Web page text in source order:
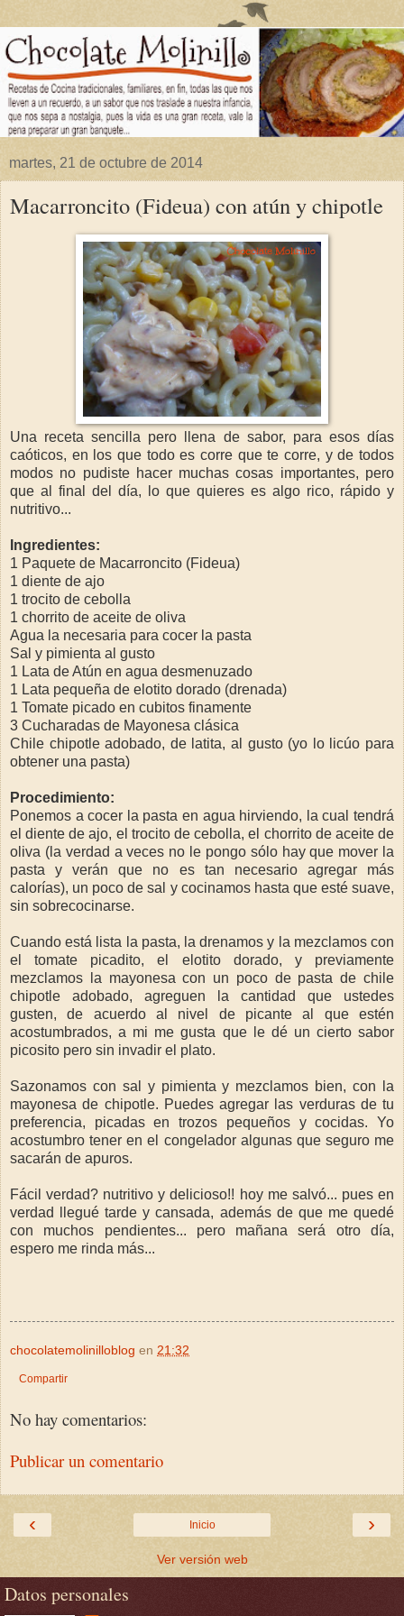
martes, 21 de octubre de 2014
Macarroncito (Fideua) con atún y chipotle
Una receta sencilla pero llena de sabor, para esos días
caóticos, en los que todo es corre que te corre, y de todos
modos no pudiste hacer muchas cosas importantes, pero
que al final del día, lo que quieres es algo rico, rápido y
nutritivo...
Ingredientes:
1 Paquete de Macarroncito (Fideua)
1 diente de ajo
1 trocito de cebolla
1 chorrito de aceite de oliva
Agua la necesaria para cocer la pasta
Sal y pimienta al gusto
1 Lata de Atún en agua desmenuzado
1 Lata pequeña de elotito dorado (drenada)
1 Tomate picado en cubitos finamente
3 Cucharadas de Mayonesa clásica
Chile chipotle adobado, de latita, al gusto (yo lo licúo para
obtener una pasta)
Procedimiento:
Ponemos a cocer la pasta en agua hirviendo, la cual tendrá
el diente de ajo, el trocito de cebolla, el chorrito de aceite de
oliva (la verdad a veces no le pongo sólo hay que mover la
pasta y verán que no es tan necesario agregar más
calorías), un poco de sal y cocinamos hasta que esté suave,
sin sobrecocinarse.
Cuando está lista la pasta, la drenamos y la mezclamos con
el tomate picadito, el elotito dorado, y previamente
mezclamos la mayonesa con un poco de pasta de chile
chipotle adobado, agreguen la cantidad que ustedes
gusten, de acuerdo al nivel de picante al que estén
acostumbrados, a mi me gusta que le dé un cierto sabor
picosito pero sin invadir el plato.
Sazonamos con sal y pimienta y mezclamos bien, con la
mayonesa de chipotle. Puedes agregar las verduras de tu
preferencia, picadas en trozos pequeños y cocidas. Yo
acostumbro tener en el congelador algunas que seguro me
sacarán de apuros.
Fácil verdad? nutritivo y delicioso!! hoy me salvó... pues en
verdad llegué tarde y cansada, además de que me quedé
con muchos pendientes... pero mañana será otro día,
espero me rinda más...
chocolatemolinilloblog en 21:32
Compartir
No hay comentarios:
Publicar un comentario
‹ ›
Inicio
Ver versión web
Datos personales